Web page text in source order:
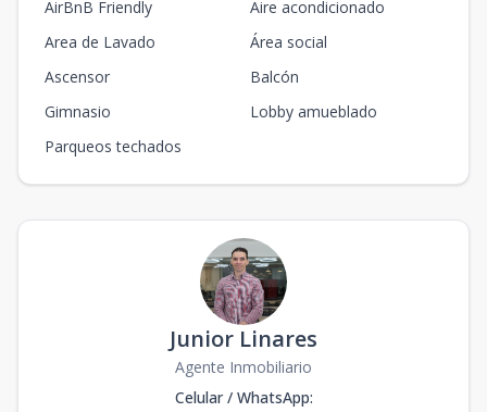
AirBnB Friendly
Aire acondicionado
Area de Lavado
Área social
Ascensor
Balcón
Gimnasio
Lobby amueblado
Parqueos techados
Junior Linares
Agente Inmobiliario
Celular / WhatsApp: